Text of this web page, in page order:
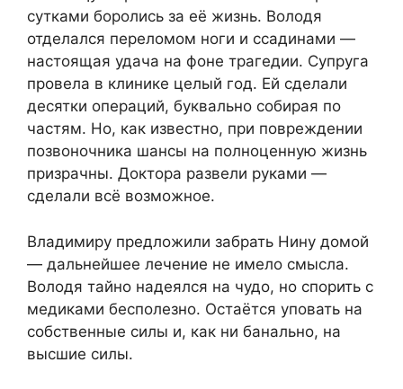
сутками боролись за её жизнь. Володя
отделался переломом ноги и ссадинами —
настоящая удача на фоне трагедии. Супруга
провела в клинике целый год. Ей сделали
десятки операций, буквально собирая по
частям. Но, как известно, при повреждении
позвоночника шансы на полноценную жизнь
призрачны. Доктора развели руками —
сделали всё возможное.
Владимиру предложили забрать Нину домой
— дальнейшее лечение не имело смысла.
Володя тайно надеялся на чудо, но спорить с
медиками бесполезно. Остаётся уповать на
собственные силы и, как ни банально, на
высшие силы.